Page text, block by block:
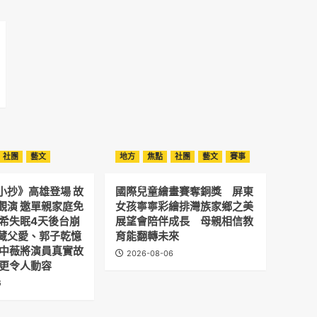
社團 藝文
抄》高雄登場 故
演 邀單親家庭免
失眠4天後台崩
父愛、郭子乾憶
薇將演員真實故
令人動容
地方 焦點 社團 藝文 賽事
國際兒童繪畫賽奪銅獎 屏東
女孩寧寧彩繪排灣族家鄉之美
展望會陪伴成長 母親相信教
育能翻轉未來
2026-08-06